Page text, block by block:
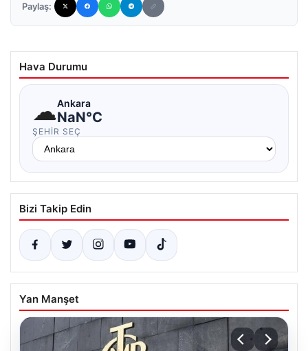
Paylaş:
Hava Durumu
☁Ankara
NaN°C
ŞEHIR SEÇ
Bizi Takip Edin
Yan Manşet